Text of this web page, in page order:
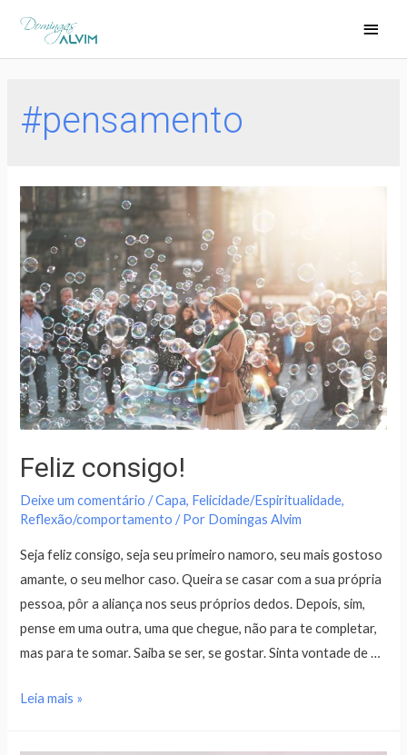
#pensamento
Feliz consigo!
Deixe um comentário /Capa, Felicidade/Espiritualidade,
Reflexão/comportamento / Por Domingas Alvim
Seja feliz consigo, seja seu primeiro namoro, seu mais gostoso
amante, o seu melhor caso. Queira se casar com a sua própria
pessoa, pôr a aliança nos seus próprios dedos. Depois, sim,
pense em uma outra, uma que chegue, não para te completar,
mas para te somar. Saiba se ser, se gostar. Sinta vontade de …
Leia mais »